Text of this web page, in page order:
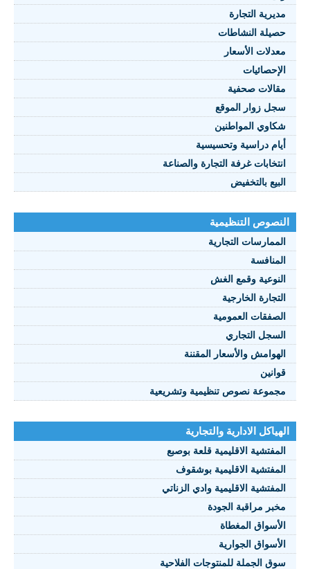
النصوص 2021
FRANÇAIS
مديرية التجارة
حصيلة النشاطات
معدلات الأسعار
الإحصائيات
مقالات صحفية
سجل زوار الموقع
شكاوي المواطنين
أيام دراسية وتحسيسية
انتخابات غرفة التجارة والصناعة
البيع بالتخفيض
النصوص التنظيمية
الممارسات التجارية
المنافسة
النوعية وقمع الغش
التجارة الخارجية
الصفقات العمومية
السجل التجاري
الهوامش والأسعار المقننة
قوانين
مجموعة نصوص تنظيمية وتشريعية
الهياكل الادارية والتجارية
المفتشية الاقليمية قلعة بوصبع
المفتشية الاقليمية بوشقوف
المفتشية الاقليمية وادي الزناتي
مخبر مراقبة الجودة
الأسواق المغطاة
الأسواق الجوارية
سوق الجملة للمنتوجات الفلاحية